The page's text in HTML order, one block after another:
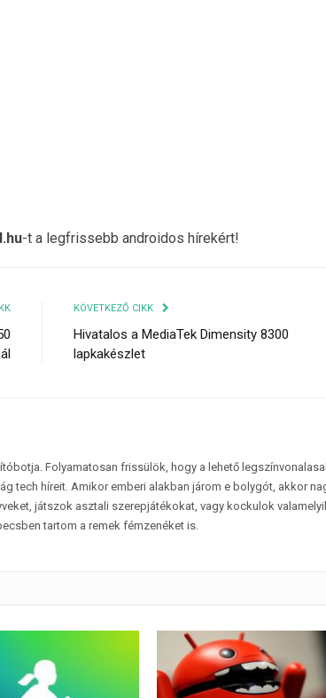
-t a legfrissebb androidos hírekért!
KÖVETKEZŐ CIKK
Hivatalos a MediaTek Dimensity 8300
lapkakészlet
Folyamatosan frissülök, hogy a lehető
tech híreit. Amikor emberi alakban járom e bolygót, akkor
játszok asztali szerepjátékokat, vagy kockulok
tartom a remek fémzenéket is.